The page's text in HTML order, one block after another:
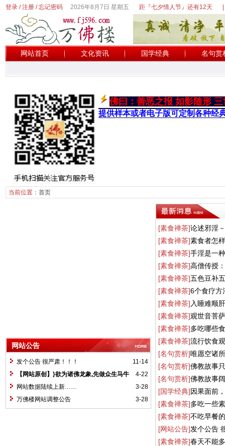
登录/注册/忘记密码 2026年8月7日 星期五 距『七夕情人节』还有12天
网站首页 文化资讯 国学经典 名句赏
佛曰：善恶之报 如影随形
提供样本或者电子版可定制各种经
当前位置： 首页
网站公告
11-14
发个公告 很严肃！！！
4-22
【网站原创】}欲为诸佛龙象,先做众生马牛
3-28
网站数据陆续上新……
3-28
万佛楼网站调整公告
[素食禅茶]论述邪淫
[素食禅茶]素食者怎
[素食禅茶]手淫是一
[素食禅茶]高僧传授
[素食禅茶]五色豆补
[素食禅茶]6个食疗方
[素食禅茶] 入睡难顺
[素食禅茶]观世音菩
[素食禅茶]多吃哪些
[素食禅茶]流行饮食
[名句赏析]唯愿空诸
[名句赏析]佛教故事
[名句赏析]佛教故事
[国学经典]因果面前
[素食禅茶]多吃一些
[素食禅茶]不吃早餐
[网站公告]发个公告
[素食禅茶]春天不能